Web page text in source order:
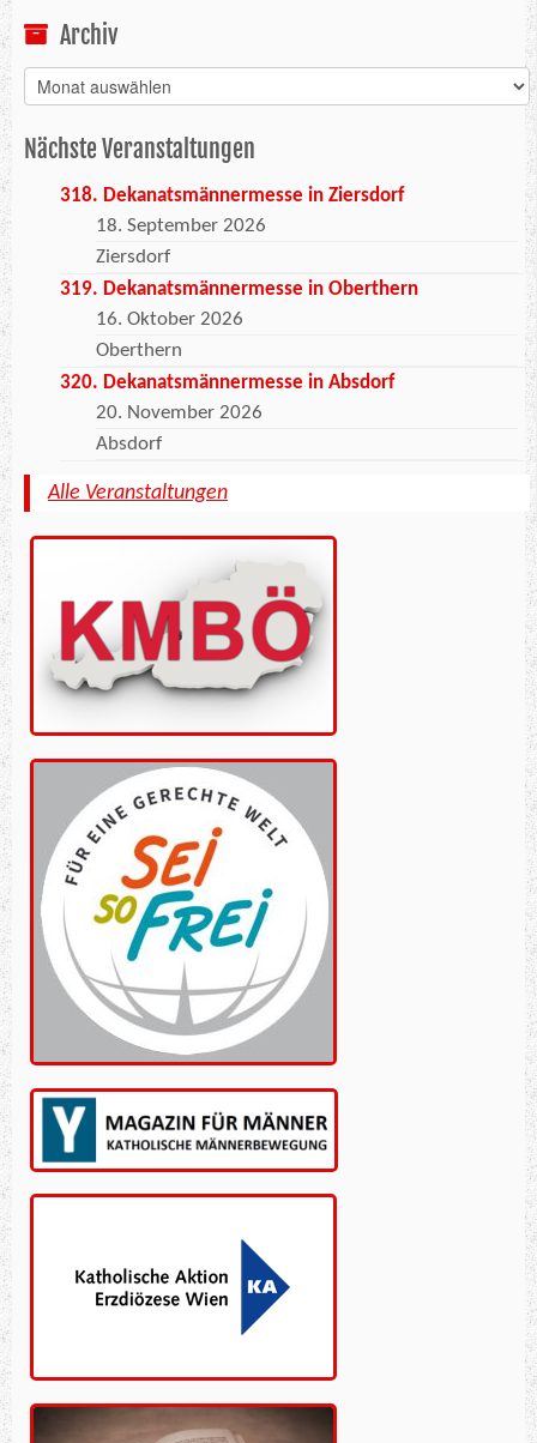
Archiv
Archiv
Nächste Veranstaltungen
318. Dekanatsmännermesse in Ziersdorf
18. September 2026
Ziersdorf
319. Dekanatsmännermesse in Oberthern
16. Oktober 2026
Oberthern
320. Dekanatsmännermesse in Absdorf
20. November 2026
Absdorf
Alle Veranstaltungen